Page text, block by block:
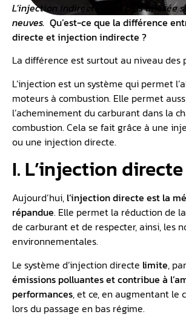
L’injection indirecte n’est plus utilisée
neuves. Qu’est-ce que la différence
directe et injection indirecte ?
La différence est surtout au niveau des
L’injection est un système qui permet
moteurs à combustion. Elle permet
l’acheminement du carburant dans la
combustion. Cela se fait grâce à une
ou une injection directe.
I. L’injection directe
Aujourd’hui, l’injection directe est la
répandue. Elle permet la réduction de
de carburant et de respecter, ainsi, les
environnementales.
Le système d’injection directe limite,
émissions polluantes et contribue à
performances, et ce, en augmentant le
lors du passage en bas régime.